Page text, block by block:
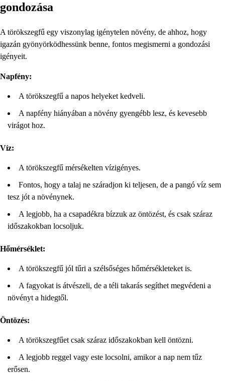
gondozása
A törökszegfű egy viszonylag igénytelen növény, de ahhoz, hogy
igazán gyönyörködhessünk benne, fontos megismerni a gondozási
igényeit.
Napfény:
A törökszegfű a napos helyeket kedveli.
A napfény hiányában a növény gyengébb lesz, és kevesebb
virágot hoz.
Víz:
A törökszegfű mérsékelten vízigényes.
Fontos, hogy a talaj ne száradjon ki teljesen, de a pangó víz sem
tesz jót a növénynek.
A legjobb, ha a csapadékra bízzuk az öntözést, és csak száraz
időszakokban locsoljuk.
Hőmérséklet:
A törökszegfű jól tűri a szélsőséges hőmérsékleteket is.
A fagyokat is átvészeli, de a téli takarás segíthet megvédeni a
növényt a hidegtől.
Öntözés:
A törökszegfűet csak száraz időszakokban kell öntözni.
A legjobb reggel vagy este locsolni, amikor a nap nem tűz
erősen.